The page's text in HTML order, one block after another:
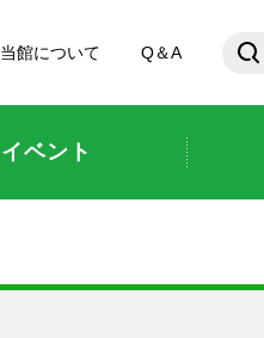
当館について
Q＆A
イベント